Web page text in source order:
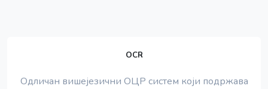
OCR
Одличан вишејезични ОЦР систем који подржава